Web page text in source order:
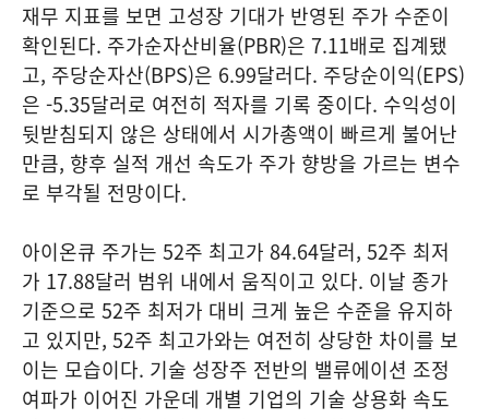
재무 지표를 보면 고성장 기대가 반영된 주가 수준이
확인된다. 주가순자산비율(PBR)은 7.11배로 집계됐
고, 주당순자산(BPS)은 6.99달러다. 주당순이익(EPS)
은 -5.35달러로 여전히 적자를 기록 중이다. 수익성이
뒷받침되지 않은 상태에서 시가총액이 빠르게 불어난
만큼, 향후 실적 개선 속도가 주가 향방을 가르는 변수
로 부각될 전망이다.
아이온큐 주가는 52주 최고가 84.64달러, 52주 최저
가 17.88달러 범위 내에서 움직이고 있다. 이날 종가
기준으로 52주 최저가 대비 크게 높은 수준을 유지하
고 있지만, 52주 최고가와는 여전히 상당한 차이를 보
이는 모습이다. 기술 성장주 전반의 밸류에이션 조정
여파가 이어진 가운데 개별 기업의 기술 상용화 속도